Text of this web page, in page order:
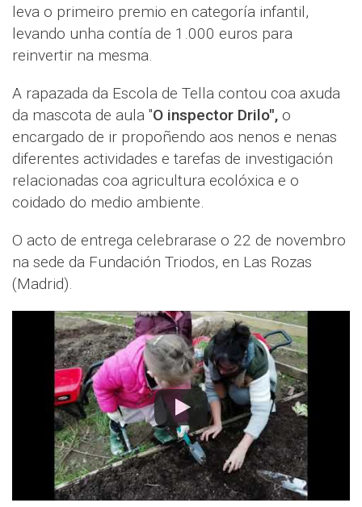
leva o primeiro premio en categoría infantil,
levando unha contía de 1.000 euros para
reinvertir na mesma.
A rapazada da Escola de Tella contou coa axuda
da mascota de aula "O inspector Drilo", o
encargado de ir propoñendo aos nenos e nenas
diferentes actividades e tarefas de investigación
relacionadas coa agricultura ecolóxica e o
coidado do medio ambiente.
O acto de entrega celebrarase o 22 de novembro
na sede da Fundación Triodos, en Las Rozas
(Madrid).